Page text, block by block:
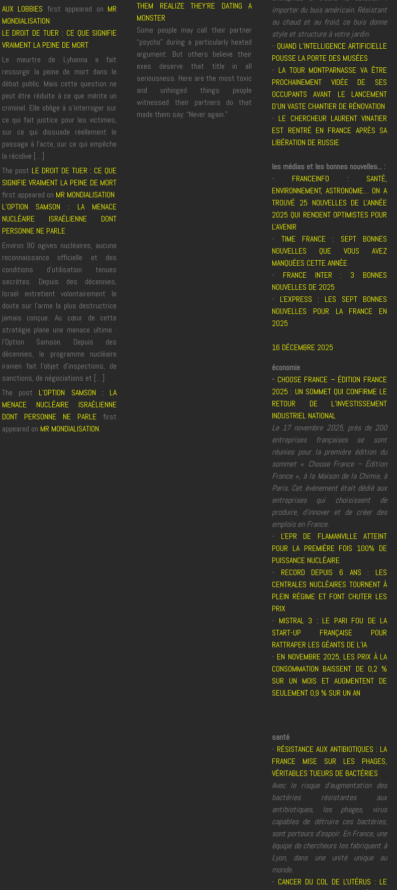
AUX LOBBIES first appeared on MR
MONDIALISATION.
LE DROIT DE TUER : CE QUE SIGNIFIE
VRAIMENT LA PEINE DE MORT
Le meurtre de Lyhanna a fait
ressurgir la peine de mort dans le
débat public. Mais cette question ne
peut être réduite à ce que mérite un
criminel. Elle oblige à s’interroger sur
ce qui fait justice pour les victimes,
sur ce qui dissuade réellement le
passage à l’acte, sur ce qui empêche
la récidive […]
The post LE DROIT DE TUER : CE QUE
SIGNIFIE VRAIMENT LA PEINE DE MORT
first appeared on MR MONDIALISATION.
L’OPTION SAMSON : LA MENACE
NUCLÉAIRE ISRAÉLIENNE DONT
PERSONNE NE PARLE
Environ 90 ogives nucléaires, aucune
reconnaissance officielle et des
conditions d’utilisation tenues
secrètes. Depuis des décennies,
Israël entretient volontairement le
doute sur l’arme la plus destructrice
jamais conçue. Au cœur de cette
stratégie plane une menace ultime :
l’Option Samson. Depuis des
décennies, le programme nucléaire
iranien fait l’objet d’inspections, de
sanctions, de négociations et […]
The post L’OPTION SAMSON : LA
MENACE NUCLÉAIRE ISRAÉLIENNE
DONT PERSONNE NE PARLE first
appeared on MR MONDIALISATION.
THEM REALIZE THEY’RE DATING A
MONSTER
Some people may call their partner
“psycho” during a particularly heated
argument. But others believe their
exes deserve that title in all
seriousness. Here are the most toxic
and unhinged things people
witnessed their partners do that
made them say: “Never again.”
importer du buis américain. Résistant
au chaud et au froid, ce buis donne
style et structure à votre jardin.
- QUAND L’INTELLIGENCE ARTIFICIELLE
POUSSE LA PORTE DES MUSÉES
- LA TOUR MONTPARNASSE VA ÊTRE
PROCHAINEMENT VIDÉE DE SES
OCCUPANTS AVANT LE LANCEMENT
D’UN VASTE CHANTIER DE RÉNOVATION
- LE CHERCHEUR LAURENT VINATIER
EST RENTRÉ EN FRANCE APRÈS SA
LIBÉRATION DE RUSSIE
les médias et les bonnes nouvelles... :
- FRANCEINFO : SANTÉ,
ENVIRONNEMENT, ASTRONOMIE… ON A
TROUVÉ 25 NOUVELLES DE L'ANNÉE
2025 QUI RENDENT OPTIMISTES POUR
L'AVENIR
- TIME FRANCE : SEPT BONNES
NOUVELLES QUE VOUS AVEZ
MANQUÉES CETTE ANNÉE
- FRANCE INTER : 3 BONNES
NOUVELLES DE 2025
- L'EXPRESS : LES SEPT BONNES
NOUVELLES POUR LA FRANCE EN
2025
16 DÉCEMBRE 2025
économie
- CHOOSE FRANCE – ÉDITION FRANCE
2025 : UN SOMMET QUI CONFIRME LE
RETOUR DE L’INVESTISSEMENT
INDUSTRIEL NATIONAL
Le 17 novembre 2025, près de 200
entreprises françaises se sont
réunies pour la première édition du
sommet « Choose France – Édition
France », à la Maison de la Chimie, à
Paris. Cet événement était dédié aux
entreprises qui choisissent de
produire, d'innover et de créer des
emplois en France.
- L'EPR DE FLAMANVILLE ATTEINT
POUR LA PREMIÈRE FOIS 100% DE
PUISSANCE NUCLÉAIRE
- RECORD DEPUIS 6 ANS : LES
CENTRALES NUCLÉAIRES TOURNENT À
PLEIN RÉGIME ET FONT CHUTER LES
PRIX
- MISTRAL 3 : LE PARI FOU DE LA
START-UP FRANÇAISE POUR
RATTRAPER LES GÉANTS DE L’IA
- EN NOVEMBRE 2025, LES PRIX À LA
CONSOMMATION BAISSENT DE 0,2 %
SUR UN MOIS ET AUGMENTENT DE
SEULEMENT 0,9 % SUR UN AN
santé
- RÉSISTANCE AUX ANTIBIOTIQUES : LA
FRANCE MISE SUR LES PHAGES,
VÉRITABLES TUEURS DE BACTÉRIES
Avec le risque d'augmentation des
bactéries résistantes aux
antibiotiques, les phages, virus
capables de détruire ces bactéries,
sont porteurs d'espoir. En France, une
équipe de chercheurs les fabriquent à
Lyon, dans une unité unique au
monde.
- CANCER DU COL DE L'UTÉRUS : LE